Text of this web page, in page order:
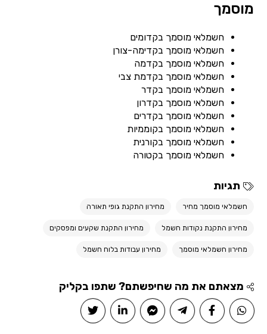
מוסמך
חשמלאי מוסמך בקדומים
חשמלאי מוסמך בקדימה-צורן
חשמלאי מוסמך בקדמה
חשמלאי מוסמך בקדמת צבי
חשמלאי מוסמך בקדר
חשמלאי מוסמך בקדרון
חשמלאי מוסמך בקדרים
חשמלאי מוסמך בקוממיות
חשמלאי מוסמך בקורנית
חשמלאי מוסמך בקטורה
תגיות
חשמלאי מוסמך מחיר מחירון התקנת גופי תאורה
מחירון התקנת נקודות חשמל מחירון התקנת שקעים ומפסקים
מחירון חשמלאי מוסמך מחירון עבודות בלוח חשמל
מצאתם את מה שחיפשתם? שתפו בקליק